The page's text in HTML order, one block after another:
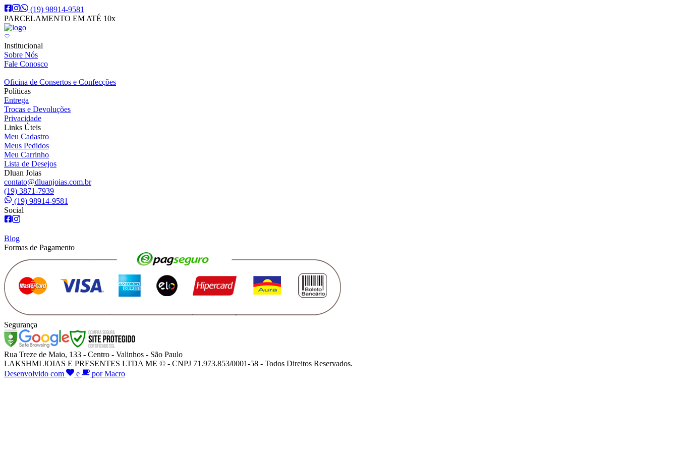
(19) 98914-9581
PARCELAMENTO EM ATÉ 10x
Institucional
Sobre Nós
Fale Conosco
Oficina de Consertos e Confecções
Políticas
Entrega
Trocas e Devoluções
Privacidade
Links Úteis
Meu Cadastro
Meus Pedidos
Meu Carrinho
Lista de Desejos
Dluan Joias
contato@dluanjoias.com.br
(19) 3871-7939
(19) 98914-9581
Social
Blog
Formas de Pagamento
Segurança
Rua Treze de Maio, 133 - Centro - Valinhos - São Paulo
LAKSHMI JOIAS E PRESENTES LTDA ME © - CNPJ 71.973.853/0001-58 - Todos Direitos Reservados.
Desenvolvido com
e por Macro